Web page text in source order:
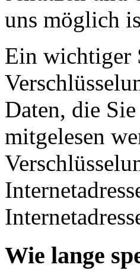
uns möglich
Ein wichtiger
Daten, die
mitgelesen
Wie lange